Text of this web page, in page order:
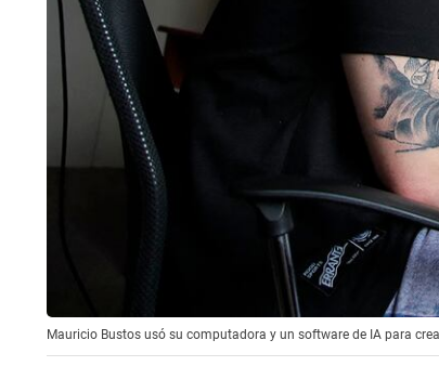
Mauricio Bustos usó su computadora y un software de IA para